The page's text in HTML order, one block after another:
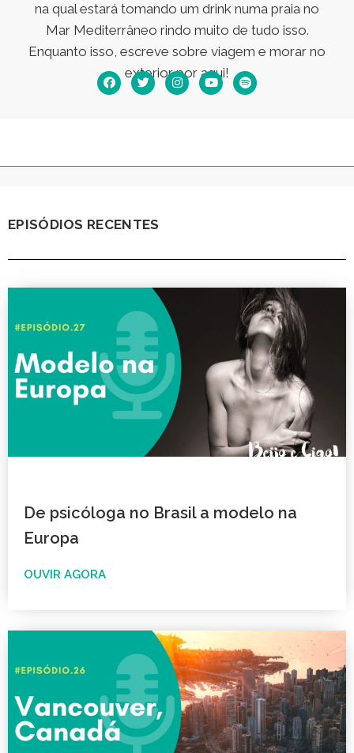
na qual estará tomando um drink numa praia no
Mar Mediterrâneo rindo muito de tudo isso.
Enquanto isso, escreve sobre viagem e morar no
exterior por aqui!
EPISÓDIOS RECENTES
De psicóloga no Brasil a modelo na
Europa
OUVIR AGORA